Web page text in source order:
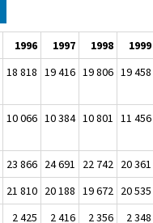
1996 1997 1998 1999
18 818 19 416 19 806 19 458
10 066 10 384 10 801 11 456
23 866 24 691 22 742 20 361
21 810 20 188 19 672 20 535
2 425 2 416 2 356 2 348